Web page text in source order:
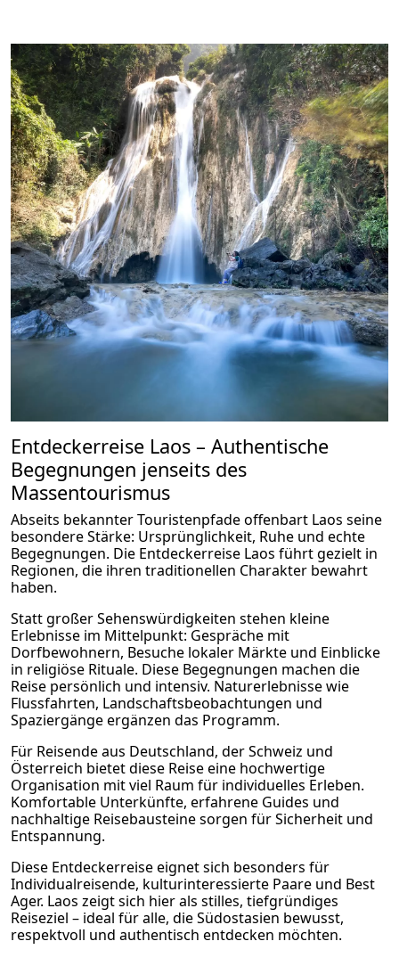
Entdeckerreise Laos – Authentische
Begegnungen jenseits des
Massentourismus
Abseits bekannter Touristenpfade offenbart Laos seine
besondere Stärke: Ursprünglichkeit, Ruhe und echte
Begegnungen. Die Entdeckerreise Laos führt gezielt in
Regionen, die ihren traditionellen Charakter bewahrt
haben.
Statt großer Sehenswürdigkeiten stehen kleine
Erlebnisse im Mittelpunkt: Gespräche mit
Dorfbewohnern, Besuche lokaler Märkte und Einblicke
in religiöse Rituale. Diese Begegnungen machen die
Reise persönlich und intensiv. Naturerlebnisse wie
Flussfahrten, Landschaftsbeobachtungen und
Spaziergänge ergänzen das Programm.
Für Reisende aus Deutschland, der Schweiz und
Österreich bietet diese Reise eine hochwertige
Organisation mit viel Raum für individuelles Erleben.
Komfortable Unterkünfte, erfahrene Guides und
nachhaltige Reisebausteine sorgen für Sicherheit und
Entspannung.
Diese Entdeckerreise eignet sich besonders für
Individualreisende, kulturinteressierte Paare und Best
Ager. Laos zeigt sich hier als stilles, tiefgründiges
Reiseziel – ideal für alle, die Südostasien bewusst,
respektvoll und authentisch entdecken möchten.